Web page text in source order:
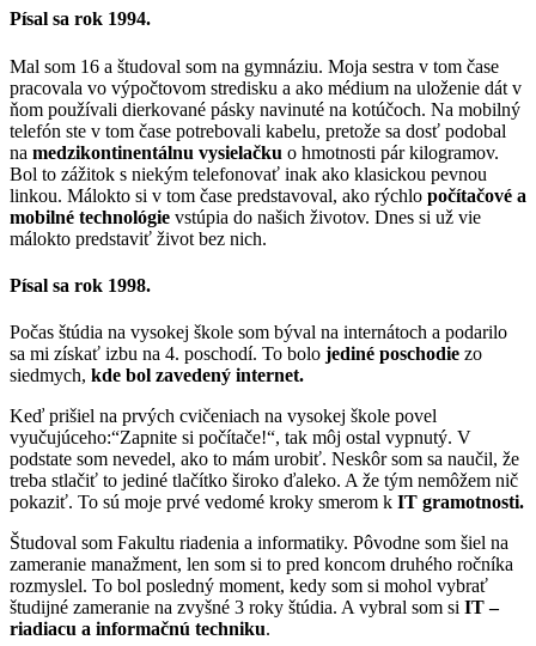
Písal sa rok 1994.
Mal som 16 a študoval som na gymnáziu. Moja sestra v tom čase
pracovala vo výpočtovom stredisku a ako médium na uloženie dát v
ňom používali dierkované pásky navinuté na kotúčoch. Na mobilný
telefón ste v tom čase potrebovali kabelu, pretože sa dosť podobal
na medzikontinentálnu vysielačku o hmotnosti pár kilogramov.
Bol to zážitok s niekým telefonovať inak ako klasickou pevnou
linkou. Málokto si v tom čase predstavoval, ako rýchlo počítačové a
mobilné technológie vstúpia do našich životov. Dnes si už vie
málokto predstaviť život bez nich.
Písal sa rok 1998.
Počas štúdia na vysokej škole som býval na internátoch a podarilo
sa mi získať izbu na 4. poschodí. To bolo jediné poschodie zo
siedmych, kde bol zavedený internet.
Keď prišiel na prvých cvičeniach na vysokej škole povel
vyučujúceho:“Zapnite si počítače!“, tak môj ostal vypnutý. V
podstate som nevedel, ako to mám urobiť. Neskôr som sa naučil, že
treba stlačiť to jediné tlačítko široko ďaleko. A že tým nemôžem nič
pokaziť. To sú moje prvé vedomé kroky smerom k IT gramotnosti.
Študoval som Fakultu riadenia a informatiky. Pôvodne som šiel na
zameranie manažment, len som si to pred koncom druhého ročníka
rozmyslel. To bol posledný moment, kedy som si mohol vybrať
študijné zameranie na zvyšné 3 roky štúdia. A vybral som si IT –
riadiacu a informačnú techniku.